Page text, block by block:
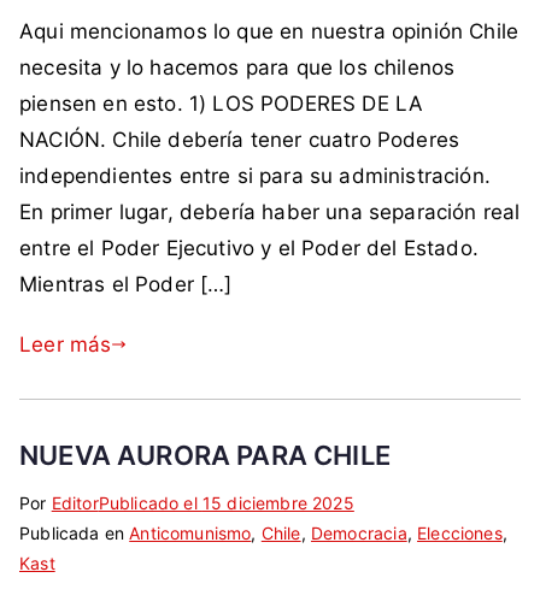
n
i
s
t
c
o
g
o
,
F
F
q
u
e
d
a
c
o
o
h
,
d
e
c
o
m
t
a
r
i
s
Aqui mencionamos lo que en nuestra opinión Chile
necesita y lo hacemos para que los chilenos
piensen en esto. 1) LOS PODERES DE LA
NACIÓN. Chile debería tener cuatro Poderes
independientes entre si para su administración.
En primer lugar, debería haber una separación real
entre el Poder Ejecutivo y el Poder del Estado.
Mientras el Poder […]
Leer más
NUEVA AURORA PARA CHILE
Por EditorPublicado el 15 diciembre 2025
Publicada enAnticomunismo, Chile, Democracia, Elecciones,
Kast
E
t
i
S
i
n